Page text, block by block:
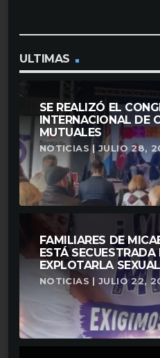
ULTIMAS
SE REALIZÓ EL
INTERNACIONAL DE
MUTUALES
NOTICIAS | JULIO 28,
FAMILIARES DE
ESTÁ
EXPLOTARLA
NOTICIAS | JULIO 22,